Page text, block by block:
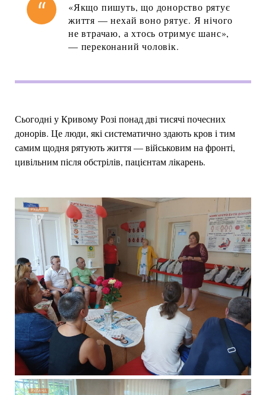
«Якщо пишуть, що донорство рятує
життя — нехай воно рятує. Я нічого
не втрачаю, а хтось отримує шанс»,
— переконаний чоловік.
Сьогодні у Кривому Розі понад дві тисячі почесних
донорів. Це люди, які систематично здають кров і тим
самим щодня рятують життя — військовим на фронті,
цивільним після обстрілів, пацієнтам лікарень.